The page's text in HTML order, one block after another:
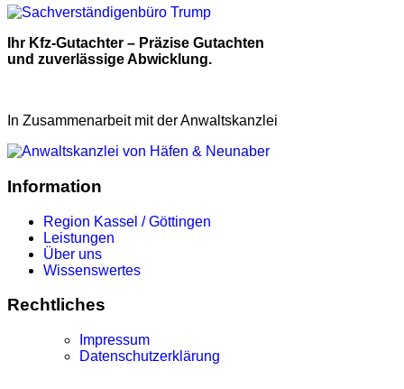
Ihr Kfz-Gutachter – Präzise Gutachten
und zuverlässige Abwicklung.
In Zusammenarbeit mit der Anwaltskanzlei
Information
Region Kassel / Göttingen
Leistungen
Über uns
Wissenswertes
Rechtliches
Impressum
Datenschutzerklärung